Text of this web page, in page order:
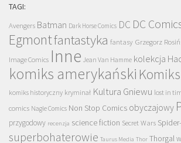
TAGI:
Avengers Batman Dark Horse Comics DC DC
Egmontfantastyka fantasy Grzegorz
Image Comics Inne Jean Van Hamme kolekcja
komiks amerykański
komiks historyczny kryminał Kultura Gniewu lost in
comics Nagle Comics Non Stop Comics obyczajowy
przygodowy recenzja science fiction Secret Wars
superbohaterowie Taurus Media Thor Thorgal